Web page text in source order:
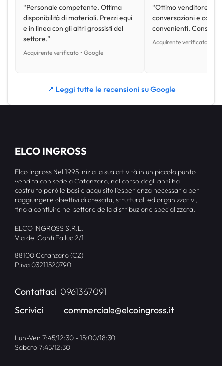
“Personale competente. Ottima
disponibilità di materiali. Prezzi equi
e in linea con gli altri grossisti del
settore.”
Acquirente verificato • Google
“Ottimo venditore,
conversazioni e con
convenienti.
Acquirente verificato •
📍 Leggi tutte le recensioni su Google
ELCO INGROSS
Elco Ingross Nel 1995 inizia la sua attività in un piccolo punto
vendita con sede a Catanzaro, nel corso degli anni ha
costruito però le basi e acquisito l’esperienza necessaria per
raggiungere obiettivi di crescita, strutturali ed organizzativi,
fino a confluire nel settore della distribuzione specializzata.
ELCO INGROSS S.R.L.
Via dei Conti Falluc 2/1
88100 Catanzaro (CZ)
P.iva 03211520790
Contattaci 0961367091
Scrivici
commerciale@elcoingross.it
Lun-Ven 7:45/12:30 - 15:00/18:30
Sabato 7:45/12:30